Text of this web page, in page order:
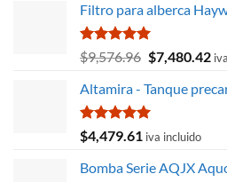
Filtro para alberca
Valorado
con
de 5
$9,576.96 El
original
era:
$9,576.96.
$7,480.42El
Altamira - Tanque
Valorado
con
de 5
$4,479.61 iva incluido
Bomba Serie AQJX